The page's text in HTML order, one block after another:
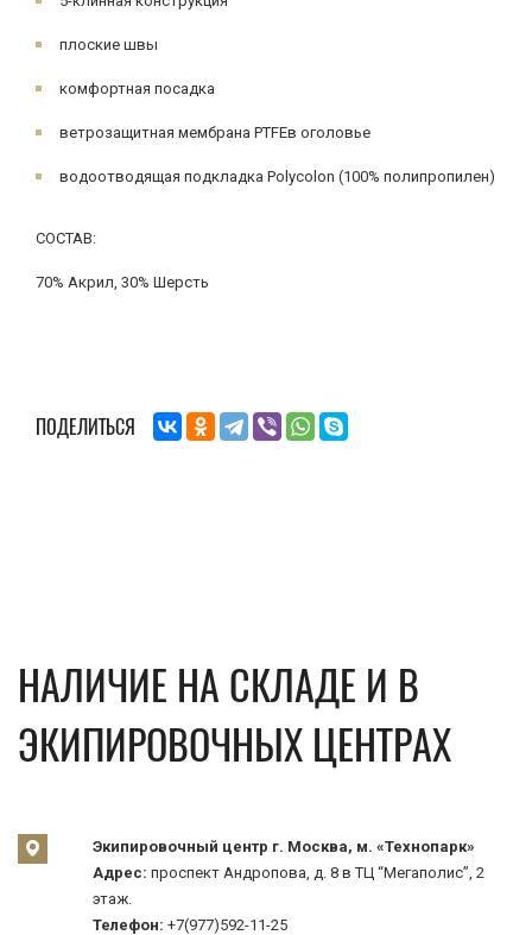
плоские швы
комфортная посадка
ветрозащитная мембрана PTFEв оголовье
водоотводящая подкладка Polycolon (100% полипропилен)
СОСТАВ:
70% Акрил, 30% Шерсть
ПОДЕЛИТЬСЯ
НАЛИЧИЕ НА СКЛАДЕ И В
ЭКИПИРОВОЧНЫХ ЦЕНТРАХ
Экипировочный центр г. Москва, м. «Технопарк»
Адрес: проспект Андропова, д. 8 в ТЦ “Мегаполис”, 2
этаж.
Телефон: +7(977)592-11-25